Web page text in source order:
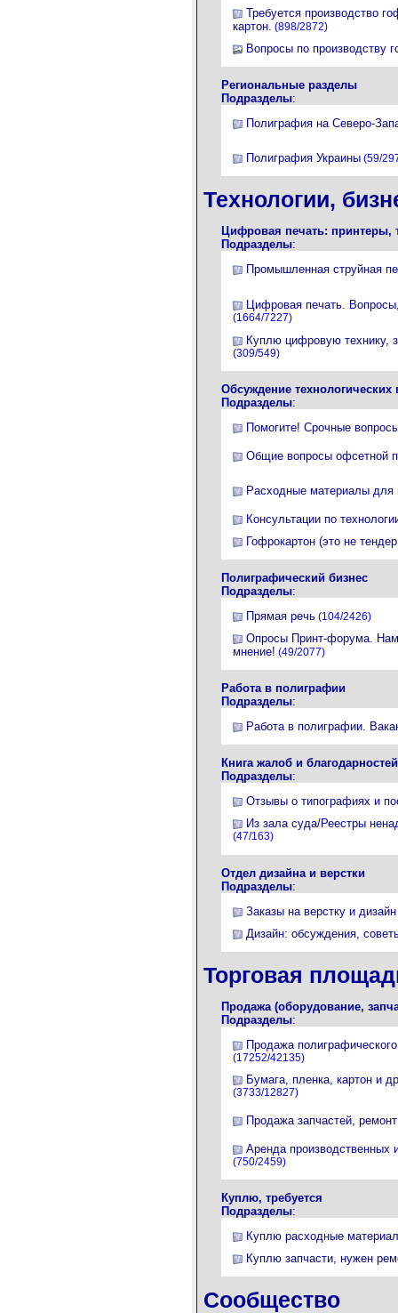
Требуется производство
картон. (898/2872)
Вопросы по производству
Региональные разделы
Подразделы:
Полиграфия на Северо-
Полиграфия Украины (59/
Технологии,
Цифровая печать: принтеры,
Подразделы:
Промышленная струйная
Цифровая печать.
(1664/7227)
Куплю цифровую технику,
(309/549)
Обсуждение технологических
Подразделы:
Помогите! Срочные
Общие вопросы офсетной
Расходные материалы для
Консультации по
Гофрокартон (это не
Полиграфический бизнес
Подразделы:
Прямая речь (104/2426)
Опросы Принт-форума.
мнение! (49/2077)
Работа в полиграфии
Подразделы:
Работа в полиграфии.
Книга жалоб и благодарностей
Подразделы:
Отзывы о типографиях и
Из зала суда/Реестры
(47/163)
Отдел дизайна и верстки
Подразделы:
Заказы на верстку и дизайн
Дизайн: обсуждения,
Торговая
Продажа (оборудование,
Подразделы:
Продажа
(17252/42135)
Бумага, пленка, картон и
(3733/12827)
Продажа запчастей, ремонт
Аренда
(750/2459)
Куплю, требуется
Подразделы:
Куплю расходные
Куплю запчасти, нужен
Сообщество